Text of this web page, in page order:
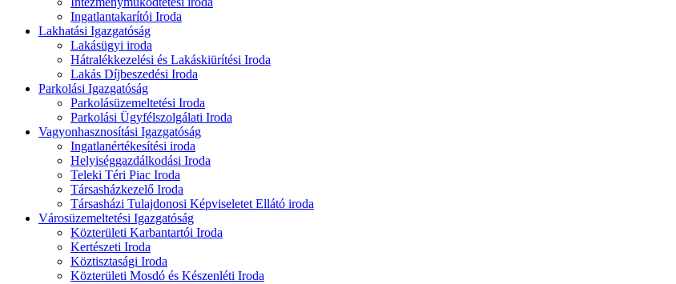
Ingatlantakarítói Iroda
Lakhatási Igazgatóság
Lakásügyi iroda
Hátralékkezelési és Lakáskiürítési Iroda
Lakás Díjbeszedési Iroda
Parkolási Igazgatóság
Parkolásüzemeltetési Iroda
Parkolási Ügyfélszolgálati Iroda
Vagyonhasznosítási Igazgatóság
Ingatlanértékesítési iroda
Helyiséggazdálkodási Iroda
Teleki Téri Piac Iroda
Társasházkezelő Iroda
Társasházi Tulajdonosi Képviseletet Ellátó iroda
Városüzemeltetési Igazgatóság
Közterületi Karbantartói Iroda
Kertészeti Iroda
Köztisztasági Iroda
Közterületi Mosdó és Készenléti Iroda